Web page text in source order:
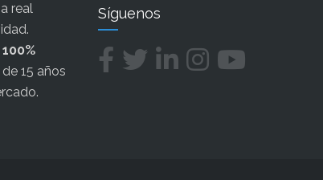
real
15 años
Síguenos